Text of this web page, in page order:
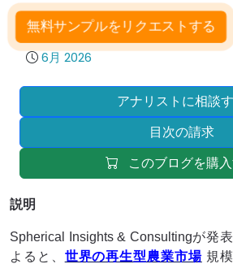
無料サンプルをリクエストする
6月 2026
アナリストに相談
目次の請求
このブログを購
説明
Spherical Insights & Consultingが発
よると、 世界の再生型農業市場規模